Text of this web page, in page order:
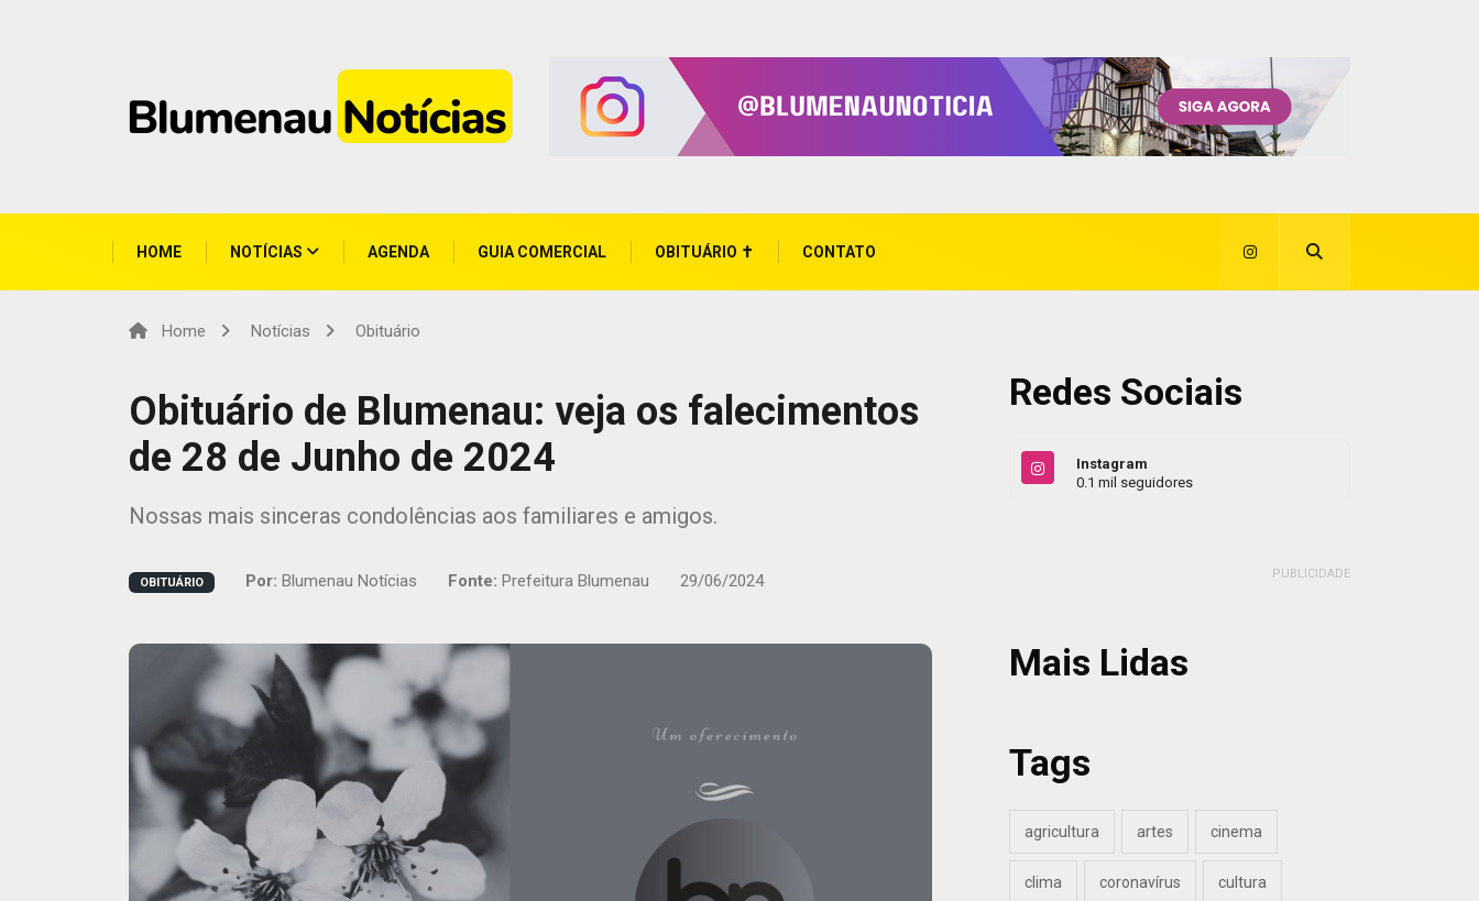
HOME NOTÍCIAS AGENDA GUIA COMERCIAL OBITUÁRIO ✝ CONTATO
Home Notícias Obituário
Obituário de Blumenau: veja os falecimentos
de 28 de Junho de 2024
Nossas mais sinceras condolências aos familiares e amigos.
OBITUÁRIO Por: Blumenau Notícias Fonte: Prefeitura Blumenau 29/06/2024
Redes Sociais
Instagram
0.1 mil seguidores
PUBLICIDADE
Mais Lidas
Tags
agricultura artes cinema
clima coronavírus cultura